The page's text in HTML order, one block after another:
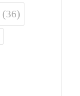
(36)